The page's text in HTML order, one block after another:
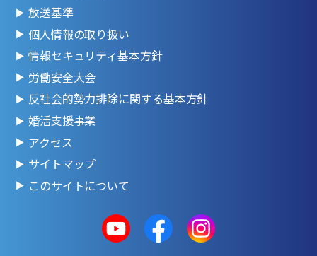
放送基準
個人情報の取り扱い
情報セキュリティ基本方針
労働安全大会
反社会的勢力排除に関する基本方針
婚活支援事業
アクセス
サイトマップ
このサイトについて